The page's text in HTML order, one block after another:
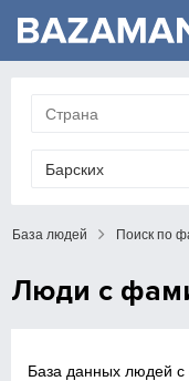
База людей Поиск по
Люди с
База данных людей